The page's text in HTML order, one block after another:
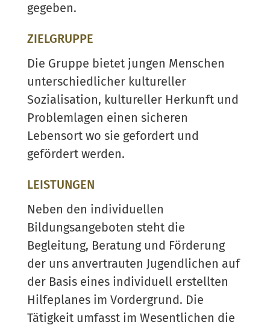
gegeben.
ZIELGRUPPE
Die Gruppe bietet jungen Menschen
unterschiedlicher kultureller
Sozialisation, kultureller Herkunft und
Problemlagen einen sicheren
Lebensort wo sie gefordert und
gefördert werden.
LEISTUNGEN
Neben den individuellen
Bildungsangeboten steht die
Begleitung, Beratung und Förderung
der uns anvertrauten Jugendlichen auf
der Basis eines individuell erstellten
Hilfeplanes im Vordergrund. Die
Tätigkeit umfasst im Wesentlichen die